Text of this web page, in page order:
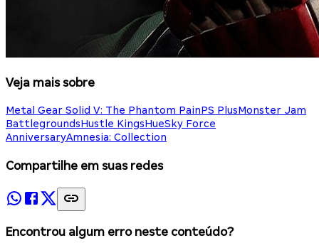
Veja mais sobre
Metal Gear Solid V: The Phantom PainPS PlusMonster Jam
BattlegroundsHustle KingsHueSky Force
AnniversaryAmnesia: Collection
Compartilhe em suas redes
Encontrou algum erro neste conteúdo?